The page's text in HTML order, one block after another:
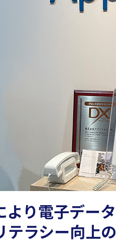
り電子デー
ラシー向上の